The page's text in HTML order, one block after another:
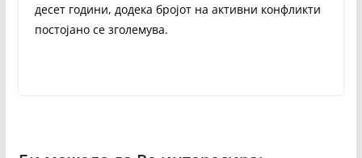
десет години, додека бројот на активни конфликти
постојано се зголемува.